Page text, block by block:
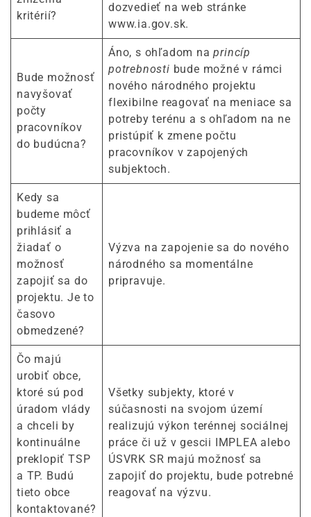
kritérií?
dozvedieť na web stránke
www.ia.gov.sk.
Bude možnosť
navyšovať
počty
pracovníkov
do budúcna?
Áno, s ohľadom naprincíp
potrebnosti bude možné v rámci
nového národného projektu
flexibilne reagovať na meniace sa
potreby terénu a s ohľadom na ne
pristúpiť k zmene počtu
pracovníkov v zapojených
subjektoch.
Kedy sa
budeme môcť
prihlásiť a
žiadať o
možnosť
zapojiť sa do
projektu. Je to
časovo
obmedzené?
Výzva na zapojenie sa do nového
národného sa momentálne
pripravuje.
Čo majú
urobiť obce,
ktoré sú pod
úradom vlády
a chceli by
kontinuálne
preklopiť TSP
a TP. Budú
tieto obce
kontaktované?
Všetky subjekty, ktoré v
súčasnosti na svojom území
realizujú výkon terénnej sociálnej
práce či už v gescii IMPLEA alebo
ÚSVRK SR majú možnosť sa
zapojiť do projektu, bude potrebné
reagovať na výzvu.